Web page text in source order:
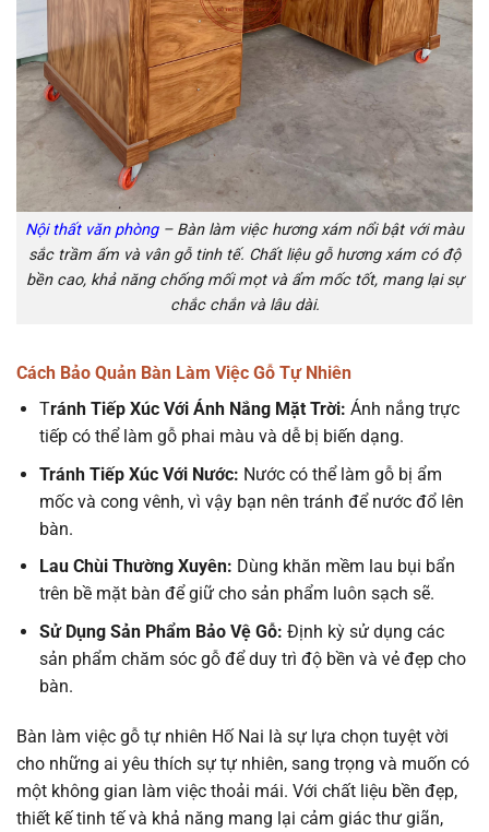
Nội thất văn phòng– Bàn làm việc hương xám nổi bật với màu
sắc trầm ấm và vân gỗ tinh tế. Chất liệu gỗ hương xám có độ
bền cao, khả năng chống mối mọt và ẩm mốc tốt, mang lại sự
chắc chắn và lâu dài.
Cách Bảo Quản Bàn Làm Việc Gỗ Tự Nhiên
Tránh Tiếp Xúc Với Ánh Nắng Mặt Trời: Ánh nắng trực
tiếp có thể làm gỗ phai màu và dễ bị biến dạng.
Tránh Tiếp Xúc Với Nước: Nước có thể làm gỗ bị ẩm
mốc và cong vênh, vì vậy bạn nên tránh để nước đổ lên
bàn.
Lau Chùi Thường Xuyên: Dùng khăn mềm lau bụi bẩn
trên bề mặt bàn để giữ cho sản phẩm luôn sạch sẽ.
Sử Dụng Sản Phẩm Bảo Vệ Gỗ: Định kỳ sử dụng các
sản phẩm chăm sóc gỗ để duy trì độ bền và vẻ đẹp cho
bàn.
Bàn làm việc gỗ tự nhiên Hố Nai là sự lựa chọn tuyệt vời
cho những ai yêu thích sự tự nhiên, sang trọng và muốn có
một không gian làm việc thoải mái. Với chất liệu bền đẹp,
thiết kế tinh tế và khả năng mang lại cảm giác thư giãn,